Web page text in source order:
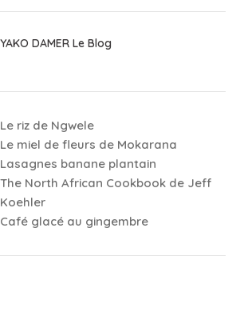
YAKO DAMER Le Blog
Le riz de Ngwele
Le miel de fleurs de Mokarana
Lasagnes banane plantain
The North African Cookbook de Jeff
Koehler
Café glacé au gingembre